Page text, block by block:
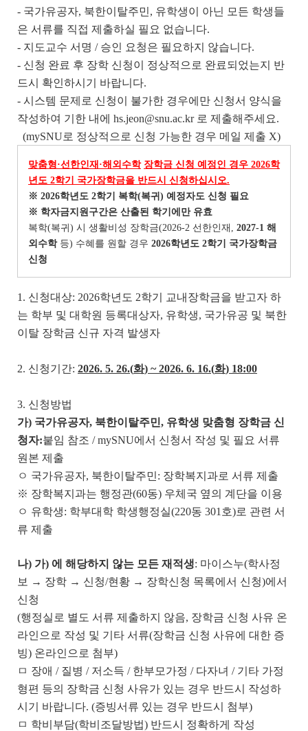
- 국가유공자, 북한이탈주민, 유학생이 아닌 모든 학생들
은 서류를 직접 제출하실 필요 없습니다.
- 지도교수 서명 / 승인 요청은 필요하지 않습니다.
- 신청 완료 후 장학 신청이 정상적으로 완료되었는지 반
드시 확인하시기 바랍니다.
- 시스템 문제로 신청이 불가한 경우에만 신청서 양식을
작성하여 기한 내에 hs.jeon@snu.ac.kr 로 제출해주세요.
(mySNU로 정상적으로 신청 가능한 경우 메일 제출 X)
맞춤형·선한인재 ·해외수학 장학금 신청 예정인 경우 2026학
년도 2학기 국가장학금을 반드시 신청하십시오.
※ 2026학년도 2학기 복학(복귀) 예정자도 신청 필요
※ 학자금지원구간은 산출된 학기에만 유효
복학(복귀) 시 생활비성 장학금(2026-2 선한인재, 2027-1 해
외수학등) 수혜를 원할 경우 2026학년도 2학기 국가장학금
신청
1. 신청대상: 2026학년도 2학기 교내장학금을 받고자 하
는 학부 및 대학원 등록대상자, 유학생, 국가유공 및 북한
이탈 장학금 신규 자격 발생자
2. 신청기간: 2026. 5. 26.(화) ~ 2026. 6. 16.(화) 18:00
3. 신청방법
가) 국가유공자, 북한이탈주민, 유학생 맞춤형 장학금 신
청자:붙임 참조 / mySNU에서 신청서 작성 및 필요 서류
원본 제출
ㅇ 국가유공자, 북한이탈주민: 장학복지과로 서류 제출
※ 장학복지과는 행정관(60동) 우체국 옆의 계단을 이용
ㅇ 유학생: 학부대학 학생행정실(220동 301호)로 관련 서
류 제출
나) 가) 에 해당하지 않는 모든 재적생: 마이스누(학사정
보 → 장학 → 신청/현황 → 장학신청 목록에서 신청)에서
신청
(행정실로 별도 서류 제출하지 않음, 장학금 신청 사유 온
라인으로 작성 및 기타 서류(장학금 신청 사유에 대한 증
빙) 온라인으로 첨부)
ㅁ 장애 / 질병 / 저소득 / 한부모가정 / 다자녀 / 기타 가정
형편 등의 장학금 신청 사유가 있는 경우 반드시 작성하
시기 바랍니다. (증빙서류 있는 경우 반드시 첨부)
ㅁ 학비부담(학비조달방법) 반드시 정확하게 작성